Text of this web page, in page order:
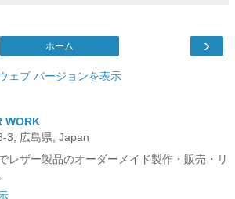
›
ホーム
ェブ バージョンを表示
WORK
3, 広島県, Japan
レザー製品のオーダーメイド製作・販売・リ